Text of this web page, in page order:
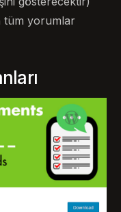
tüm yorumlar